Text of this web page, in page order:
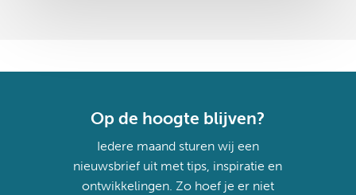
Op de hoogte blijven?
Iedere maand sturen wij een
nieuwsbrief uit met tips, inspiratie en
ontwikkelingen. Zo hoef je er niet